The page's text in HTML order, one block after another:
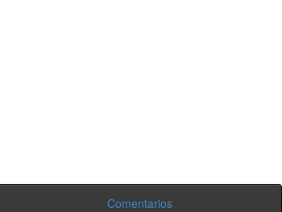
Comentarios